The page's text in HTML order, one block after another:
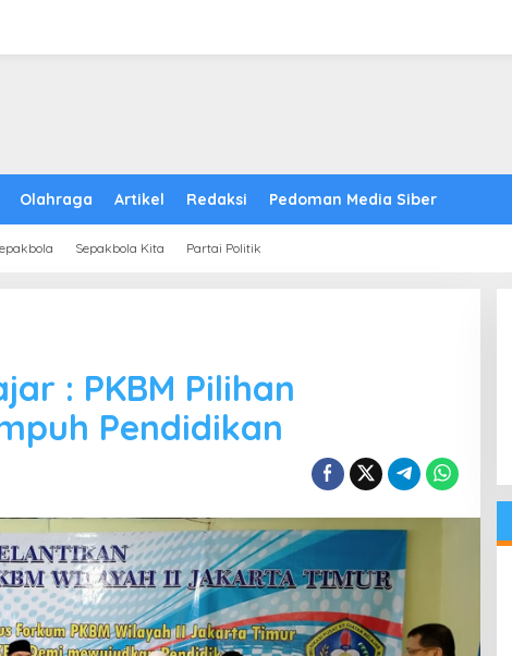
Olahraga Artikel Redaksi Pedoman Media Siber
Sepakbola Kita Partai Politik
: PKBM Pilihan
Pendidikan